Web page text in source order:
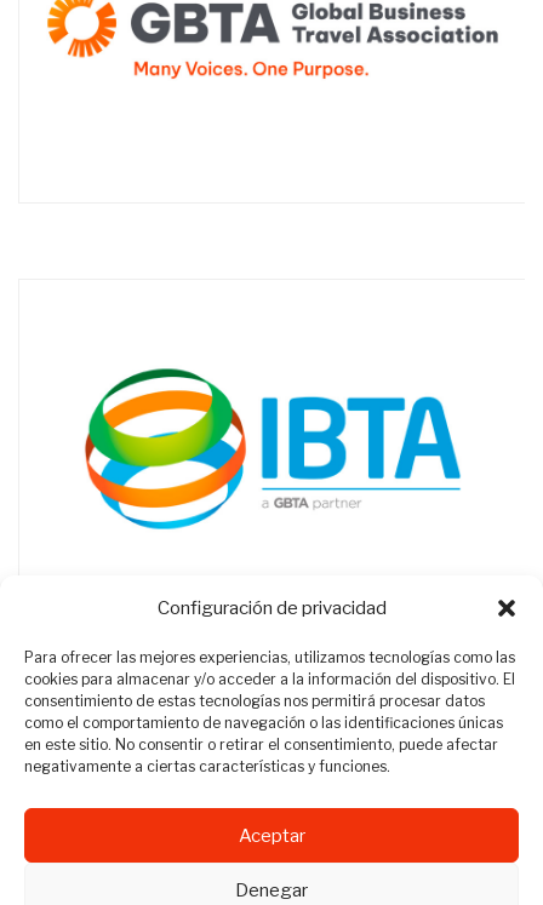
Configuración de privacidad
Para ofrecer las mejores experiencias, utilizamos tecnologías como las
cookies para almacenar y/o acceder a la información del dispositivo. El
consentimiento de estas tecnologías nos permitirá procesar datos
como el comportamiento de navegación o las identificaciones únicas
en este sitio. No consentir o retirar el consentimiento, puede afectar
negativamente a ciertas características y funciones.
Aceptar
Denegar
Revista Travel Manager © 2012 - 2026